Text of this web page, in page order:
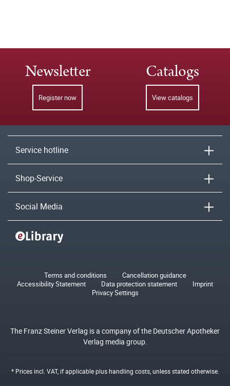
Newsletter
Register now
Catalogs
View catalogs
Service hotline
Shop-Service
Social Media
Terms and conditions
Cancellation guidance
Accessibility Statement
Data protection statement
Imprint
Privacy Settings
The Franz Steiner Verlag is a company of the Deutscher Apotheker
Verlag media group.
* Prices incl. VAT, if applicable plushandling costs, unless stated otherwise.